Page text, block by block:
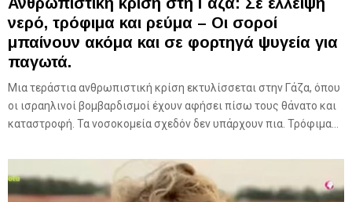
νερό, τρόφιμα και ρεύμα – Οι σοροί
μπαίνουν ακόμα και σε φορτηγά ψυγεία για
παγωτά.
Μια τεράστια ανθρωπιστική κρίση εκτυλίσσεται στην Γάζα, όπου
οι ισραηλινοί βομβαρδισμοί έχουν αφήσει πίσω τους θάνατο και
καταστροφή. Τα νοσοκομεία σχεδόν δεν υπάρχουν πια. Τρόφιμα...